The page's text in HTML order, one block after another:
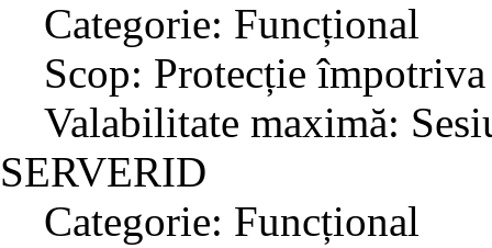
Categorie: Funcțional
Scop: Protecție
Valabilitate maximă:
SERVERID
Categorie: Funcțional